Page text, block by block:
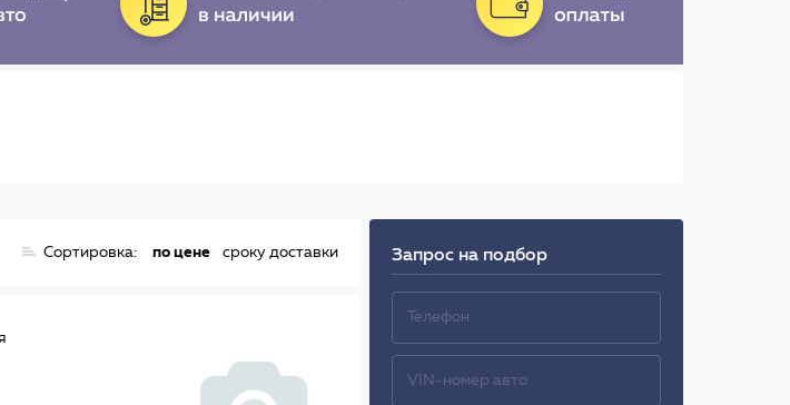
Сортировка: по цене сроку доставки Запрос на подбор